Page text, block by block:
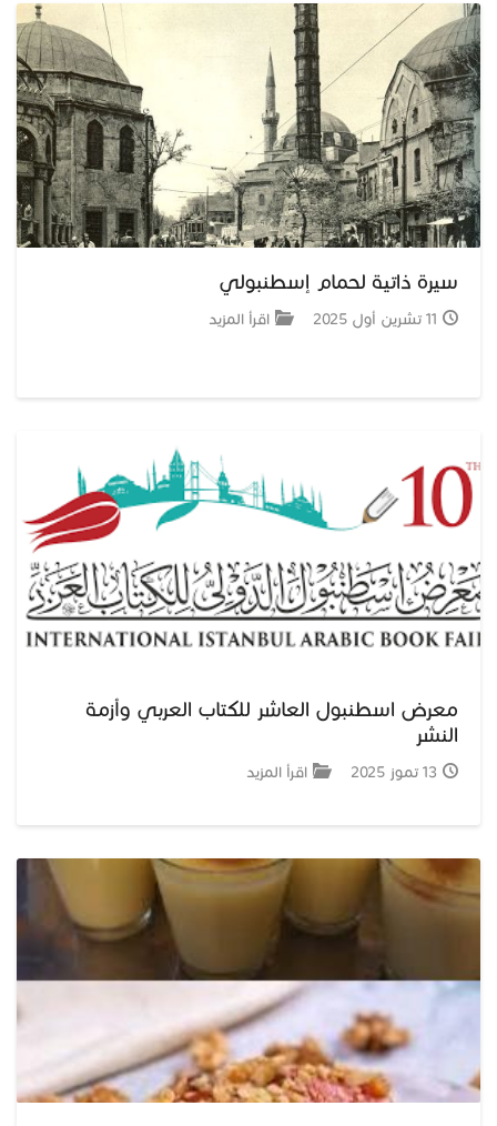
سيرة ذاتية لحمام إسطنبولي
11 تشرين أول 2025 اقرأ المزيد
معرض اسطنبول العاشر للكتاب العربي وأزمة
النشر
13 تموز 2025 اقرأ المزيد